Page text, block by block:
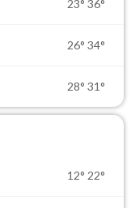
23° 36°
26° 34°
28° 31°
12° 22°